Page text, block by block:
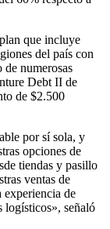
que incluye
del país con
numerosas
Debt II de
de $2.500
por sí sola, y
opciones de
tiendas y pasillo
ventas de
experiencia de
logísticos», señaló